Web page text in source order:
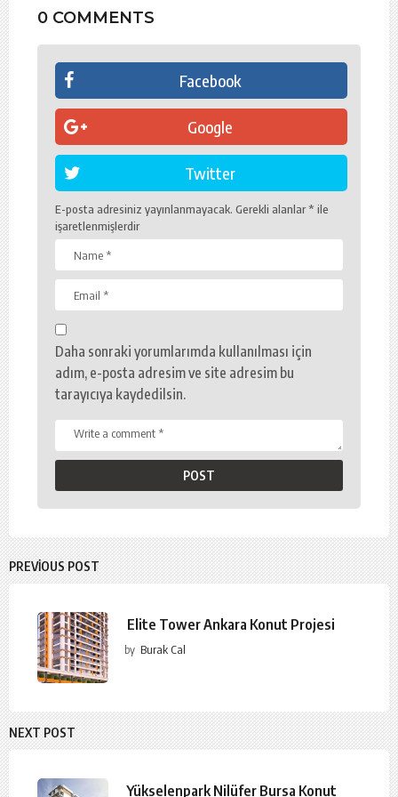
0 COMMENTS
Facebook
Google
Twitter
E-posta adresiniz yayınlanmayacak. Gerekli alanlar* ile
işaretlenmişlerdir
Daha sonraki yorumlarımda kullanılması için
adım, e-posta adresim ve site adresim bu
tarayıcıya kaydedilsin.
PREVIOUS POST
Elite Tower Ankara Konut Projesi
by Burak Cal
NEXT POST
Yükselenpark Nilüfer Bursa Konut